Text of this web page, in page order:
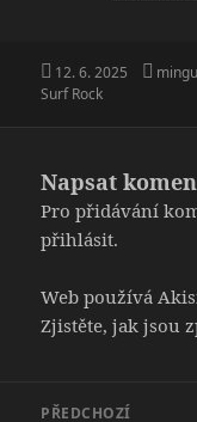
Publikováno:
12. 6. 2025 Autor:
Surf Rock
Napsat
Pro přidávání
přihlásit.
Web používá
Zjistěte, jak jsou
PŘEDCHOZÍ